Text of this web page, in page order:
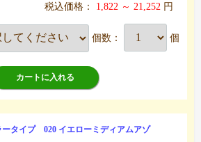
税込価格： 1,822 ～ 21,252 円
個数： 個
カートに入れる
タイプ 020 イエローミディアムアゾ